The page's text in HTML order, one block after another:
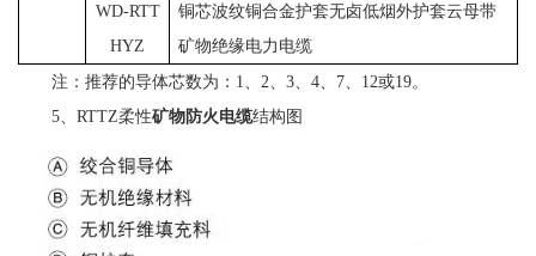
WD-RTT
HYZ
铜芯波纹铜合金护套无卤低烟外护套云母带
矿物绝缘电力电缆
注：推荐的导体芯数为：1、2、3、4、7、12或19。
5、RTTZ柔性矿物防火电缆结构图